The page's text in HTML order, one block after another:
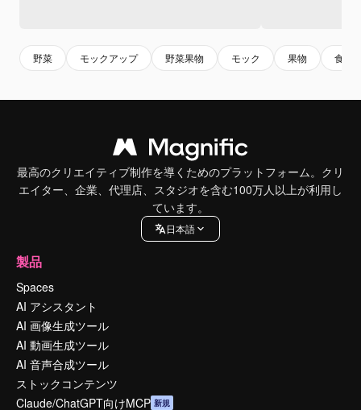
野菜 モックアップ 野菜果物 モック 果物 食品
最高のクリエイティブ制作を導くためのプラットフォーム。クリ
エイター、企業、代理店、スタジオを含む100万人以上が利用し
ています。
日本語
製品
Spaces
AI アシスタント
AI 画像生成ツール
AI 動画生成ツール
AI 音声合成ツール
ストックコンテンツ
Claude/ChatGPT向けMCP 新規